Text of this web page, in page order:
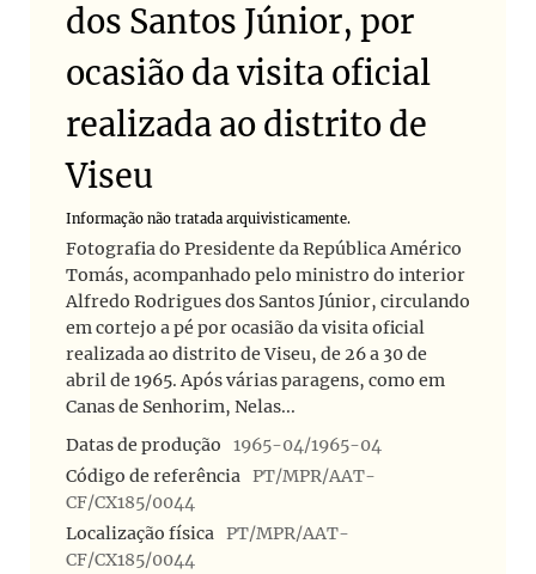
dos Santos Júnior, por
ocasião da visita oficial
realizada ao distrito de
Viseu
Informação não tratada arquivisticamente.
Fotografia do Presidente da República Américo
Tomás, acompanhado pelo ministro do interior
Alfredo Rodrigues dos Santos Júnior, circulando
em cortejo a pé por ocasião da visita oficial
realizada ao distrito de Viseu, de 26 a 30 de
abril de 1965. Após várias paragens, como em
Canas de Senhorim, Nelas...
Datas de produção
1965-04/1965-04
Código de referência PT/MPR/AAT-
CF/CX185/0044
Localização física PT/MPR/AAT-
CF/CX185/0044